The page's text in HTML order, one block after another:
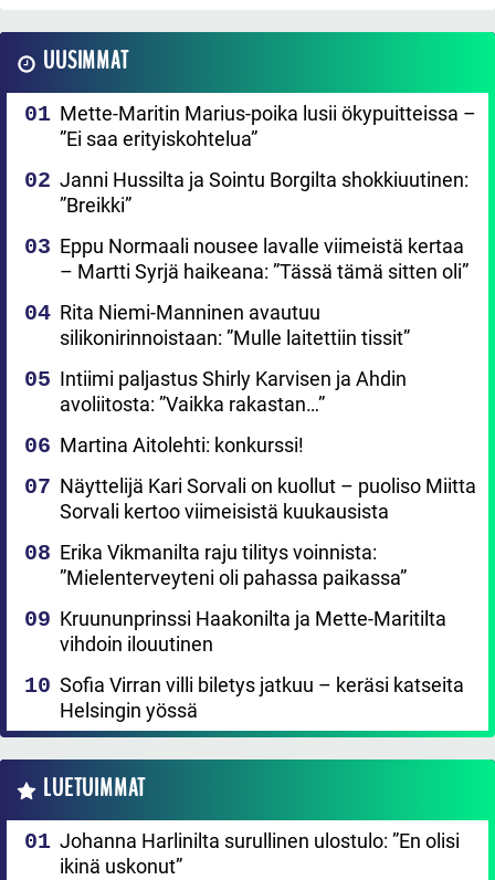
UUSIMMAT
Mette-Maritin Marius-poika lusii ökypuitteissa –
”Ei saa erityiskohtelua”
Janni Hussilta ja Sointu Borgilta shokkiuutinen:
”Breikki”
Eppu Normaali nousee lavalle viimeistä kertaa
– Martti Syrjä haikeana: ”Tässä tämä sitten oli”
Rita Niemi-Manninen avautuu
silikonirinnoistaan: ”Mulle laitettiin tissit”
Intiimi paljastus Shirly Karvisen ja Ahdin
avoliitosta: ”Vaikka rakastan…”
Martina Aitolehti: konkurssi!
Näyttelijä Kari Sorvali on kuollut – puoliso Miitta
Sorvali kertoo viimeisistä kuukausista
Erika Vikmanilta raju tilitys voinnista:
”Mielenterveyteni oli pahassa paikassa”
Kruununprinssi Haakonilta ja Mette-Maritilta
vihdoin ilouutinen
Sofia Virran villi biletys jatkuu – keräsi katseita
Helsingin yössä
LUETUIMMAT
Johanna Harlinilta surullinen ulostulo: ”En olisi
ikinä uskonut”